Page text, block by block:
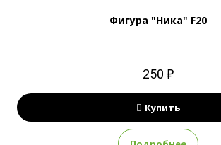
Фигура "Ника" F20
250 ₽
Купить